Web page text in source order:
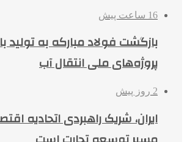
16 ساعت پیش
بازگشت فولاد مبارکه به تولید
پروژه‌های ملی انتقال آب
2 روز پیش
ایران، شریک راهبردی اتحادیه